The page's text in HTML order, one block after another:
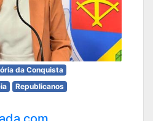
da Conquista
Republicanos